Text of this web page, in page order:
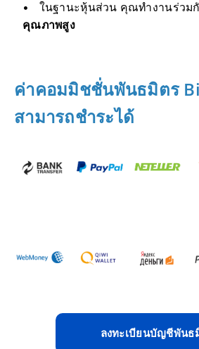
ในฐานะหุ้นส่วน คุณทำงานร่วม
คุณภาพสูง
ค่าคอมมิชชั่นพันธมิตร
สามารถชำระได้
ลงทะเบียนบัญชีพันธ